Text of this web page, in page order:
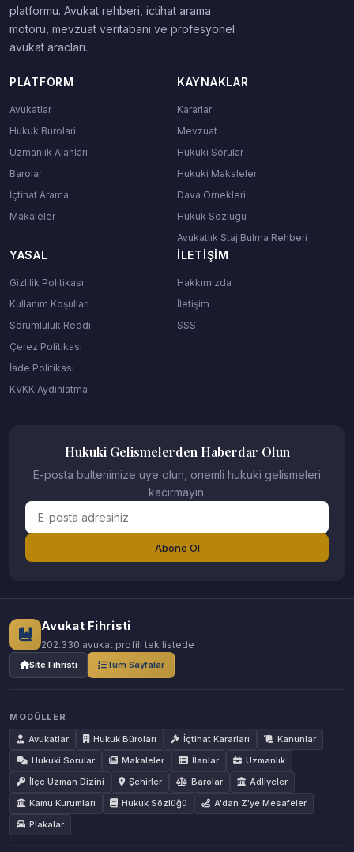
platformu. Avukat rehberi, ictihat arama
motoru, mevzuat veritabani ve profesyonel
avukat araclari.
PLATFORM
Avukatlar
Hukuk Burolari
Uzmanlik Alanlari
Barolar
İçtihat Arama
Makaleler
KAYNAKLAR
Kararlar
Mevzuat
Hukuki Sorular
Hukuki Makaleler
Dava Ornekleri
Hukuk Sozlugu
Avukatlık Staj Bulma Rehberi
YASAL
Gizlilik Politikası
Kullanım Koşulları
Sorumluluk Reddi
Çerez Politikası
İade Politikası
KVKK Aydinlatma
İLETIŞIM
Hakkımızda
İletişim
SSS
Hukuki Gelismelerden Haberdar Olun
E-posta bultenimize uye olun, onemli hukuki gelismeleri
kacirmayin.
Abone Ol
Avukat Fihristi
202.330 avukat profili tek listede
Site Fihristi Tüm Sayfalar
MODÜLLER
Avukatlar
Hukuk Büroları İçtihat Kararları
Kanunlar
Hukuki Sorular
Makaleler İlanlar
Uzmanlık
İlçe Uzman Dizini
Şehirler Barolar
Adliyeler
Kamu Kurumları
Hukuk Sözlüğü
A'dan Z'ye Mesafeler
Plakalar